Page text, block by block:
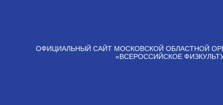
ОФИЦИАЛЬНЫЙ САЙТ МОСКОВСКОЙ ОБЛАСТНОЙ
«ВСЕРОССИЙСКОЕ